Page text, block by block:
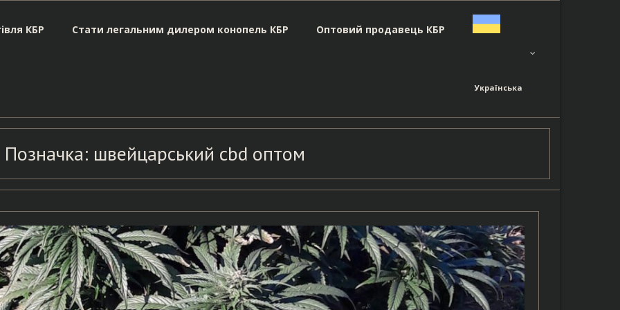
КБР Стати легальним дилером конопель КБР Оптовий продавець КБР
Українська
Позначка: швейцарський cbd оптом